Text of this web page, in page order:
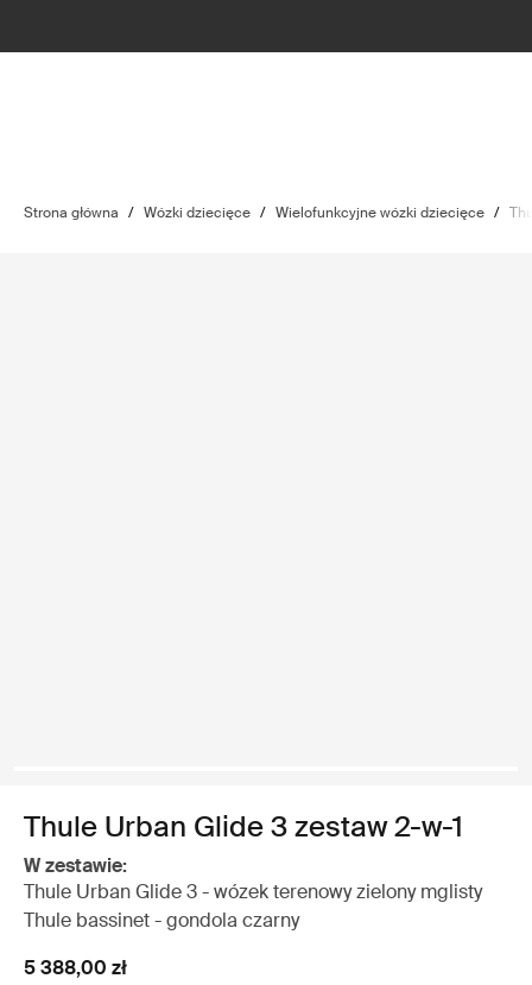
Strona główna / Wózki dziecięce / Wielofunkcyjne wózki dziecięce /
Thule Urban Glide 3 zestaw 2-w-1
W zestawie:
Thule Urban Glide 3 - wózek terenowy zielony mglisty
Thule bassinet - gondola czarny
5 388,00 zł